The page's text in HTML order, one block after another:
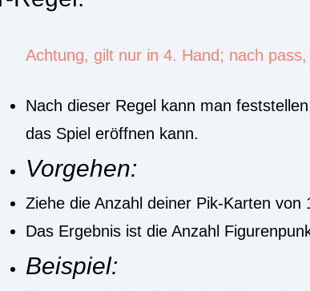
Achtung, gilt nur in 4. Hand; nach
Nach dieser Regel kann man
das Spiel eröffnen kann.
Vorgehen:
Ziehe die Anzahl deiner Pik-Karten von
Das Ergebnis ist die Anzahl
Beispiel: